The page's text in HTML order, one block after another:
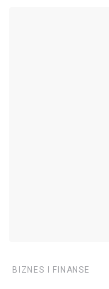
BIZNES I FINANSE